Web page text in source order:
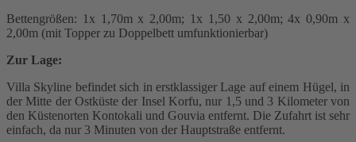
Bettengrößen: 1x 1,70m x 2,00m; 1x 1,50 x 2,00m; 4x 0,90m x
2,00m (mit Topper zu Doppelbett umfunktionierbar)
Zur Lage:
Villa Skyline befindet sich in erstklassiger Lage auf einem Hügel, in
der Mitte der Ostküste der Insel Korfu, nur 1,5 und 3 Kilometer von
den Küstenorten Kontokali und Gouvia entfernt. Die Zufahrt ist sehr
einfach, da nur 3 Minuten von der Hauptstraße entfernt.